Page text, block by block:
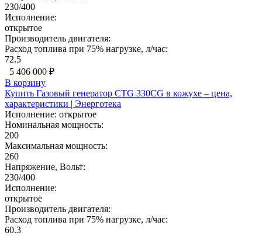
230/400
Исполнение:
открытое
Производитель двигателя:
Расход топлива при 75% нагрузке, л/час:
72.5
5 406 000 ₽
В корзину
Купить Газовый генератор CTG 330CG в кожухе – цена,
характеристики | Энерготека
Исполнение: открытое
Номинальная мощность:
200
Максимальная мощность:
260
Напряжение, Вольт:
230/400
Исполнение:
открытое
Производитель двигателя:
Расход топлива при 75% нагрузке, л/час:
60.3